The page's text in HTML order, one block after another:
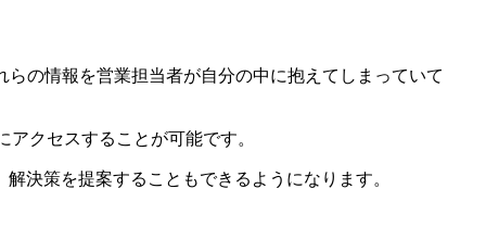
の情報を営業担当者が自分の中に抱えてしまっていて
アクセスすることが可能です。
決策を提案することもできるようになります。